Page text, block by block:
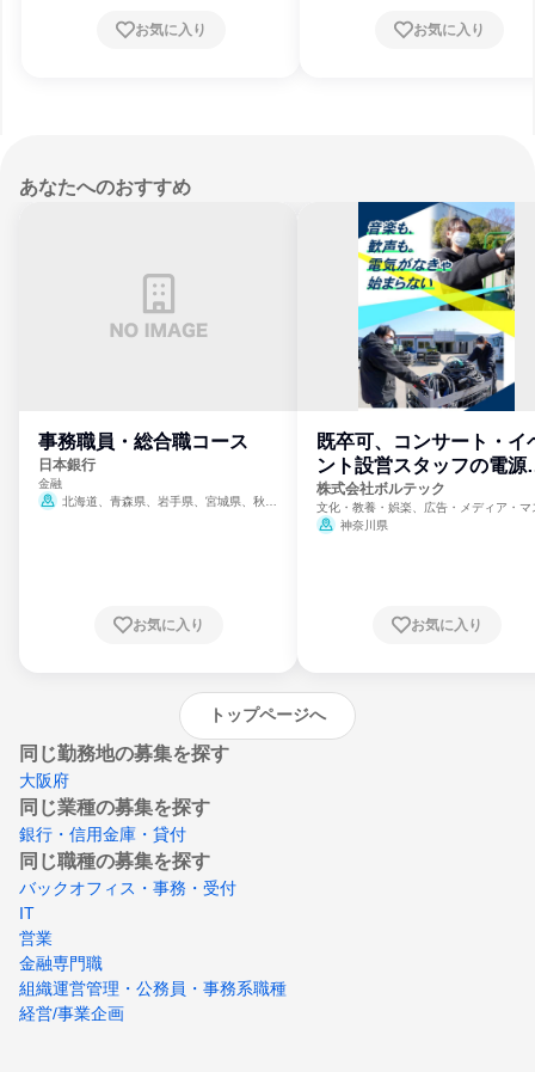
山口県、徳島県、香川県、愛媛県、高知県、
お気に入り
山口県、徳島県、香川県、愛媛県、高
お気に入り
あなたへのおすすめ
事務職員・総合職コース
日本銀行
金融
北海道、青森県、岩手県、宮城県、秋田
崎県、熊本県、大分県、宮崎県、鹿児島県、
お気に入り
既卒可、コンサート・イ
ント設営スタッフの電源
門
株式会社ボルテック
文化・教養・娯楽、広告・メディア・マ
ミ、電力・ガス・水道・エネルギー
神奈川県
お気に入り
トップページへ
同じ勤務地の募集を探す
大阪府
同じ業種の募集を探す
銀行・信用金庫・貸付
同じ職種の募集を探す
バックオフィス・事務・受付
IT
営業
金融専門職
組織運営管理・公務員・事務系職種
経営/事業企画